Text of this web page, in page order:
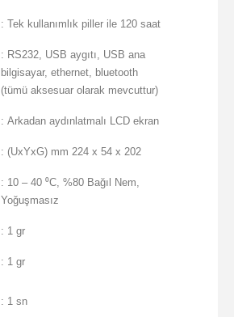
: Tek kullanımlık piller ile 120 saat
: RS232, USB aygıtı, USB ana
bilgisayar, ethernet, bluetooth
(tümü aksesuar olarak mevcuttur)
: Arkadan aydınlatmalı LCD ekran
: (UxYxG) mm 224 x 54 x 202
: 10 – 40 ⁰C, %80 Bağıl Nem,
Yoğuşmasız
: 1 gr
: 1 gr
: 1 sn